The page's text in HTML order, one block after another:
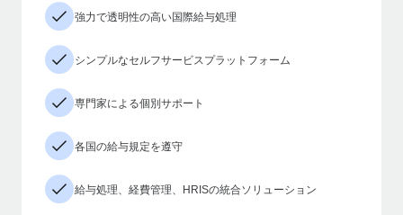
強力で透明性の高い国際給与処理
シンプルなセルフサービスプラットフォーム
専門家による個別サポート
各国の給与規定を遵守
給与処理、経費管理、HRISの統合ソリューション